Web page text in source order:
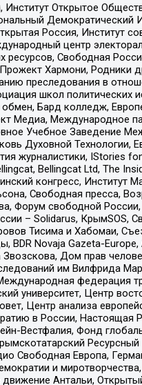
Открытое
Демократический
Россия, Институт
центр
Свободная
Хармони, Родники
преследования в
школ
Бард колледж,
Международное
Учебное Заведение
Духовной
журналистики, IStories
Bellingcat Ltd, The
конгресс,
Свободная пресса,
Форум свободной
– Solidarus, КрымSOS,
Тисима и Хабомаи,
BDR Novaja Gazeta-
Дом прав
им Вилфрида
федерация
университет, Центр
Центр анализа
в России, Настоящая
Вестфалия, Фонд
Свободная Европа,
и
Антальи,